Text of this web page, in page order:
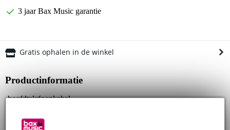
3 jaar Bax Music garantie
Gratis ophalen in de winkel
Productinformatie
hoofdtelefoonkabel
gekruld